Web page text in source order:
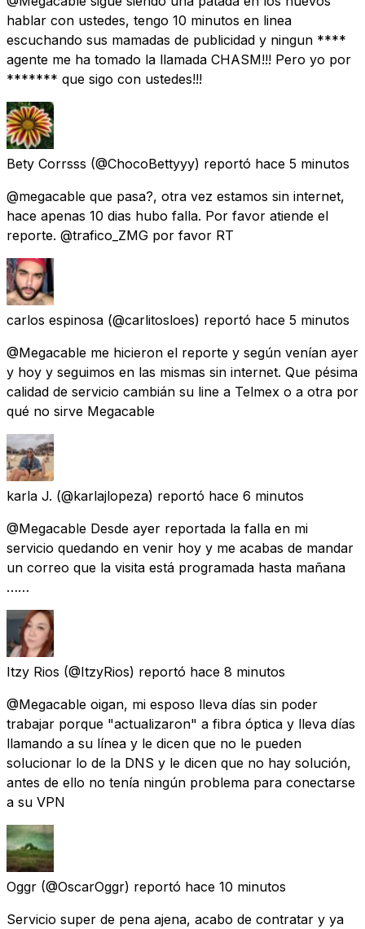
hablar con ustedes, tengo 10 minutos en linea
escuchando sus mamadas de publicidad y ningun ****
agente me ha tomado la llamada CHASM!!! Pero yo por
******* que sigo con ustedes!!!
Bety Corrsss (@ChocoBettyyy) reportó hace 5 minutos
@megacable que pasa?, otra vez estamos sin internet,
hace apenas 10 dias hubo falla. Por favor atiende el
reporte. @trafico_ZMG por favor RT
carlos espinosa (@carlitosloes) reportó hace 5 minutos
@Megacable me hicieron el reporte y según venían ayer
y hoy y seguimos en las mismas sin internet. Que pésima
calidad de servicio cambián su line a Telmex o a otra por
qué no sirve Megacable
karla J. (@karlajlopeza) reportó hace 6 minutos
@Megacable Desde ayer reportada la falla en mi
servicio quedando en venir hoy y me acabas de mandar
un correo que la visita está programada hasta mañana
……
Itzy Rios (@ItzyRios) reportó hace 8 minutos
@Megacable oigan, mi esposo lleva días sin poder
trabajar porque "actualizaron" a fibra óptica y lleva días
llamando a su línea y le dicen que no le pueden
solucionar lo de la DNS y le dicen que no hay solución,
antes de ello no tenía ningún problema para conectarse
a su VPN
Oggr (@OscarOggr) reportó hace 10 minutos
Servicio super de pena ajena, acabo de contratar y ya